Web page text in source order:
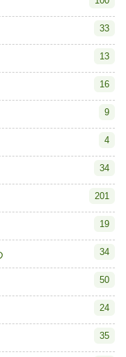
33
13
16
9
4
34
201
19
34
50
24
35